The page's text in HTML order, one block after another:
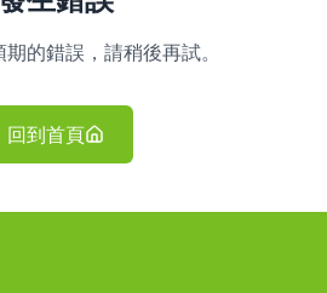
的錯誤，請稍後再試。
回到首頁